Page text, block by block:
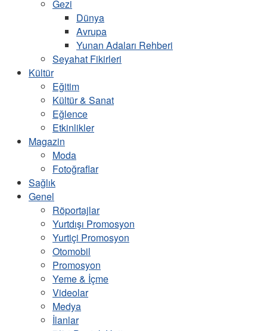
Gezi
Dünya
Avrupa
Yunan Adaları Rehberi
Seyahat Fikirleri
Kültür
Eğitim
Kültür & Sanat
Eğlence
Etkinlikler
Magazin
Moda
Fotoğraflar
Sağlık
Genel
Röportajlar
Yurtdışı Promosyon
Yurtiçi Promosyon
Otomobil
Promosyon
Yeme & İçme
Videolar
Medya
İlanlar